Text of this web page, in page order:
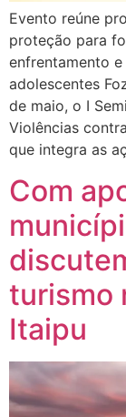
Evento reúne
proteção para
enfrentamento
adolescentes
de maio, o I
Violências
que integra as
Com
turismo
Itaipu